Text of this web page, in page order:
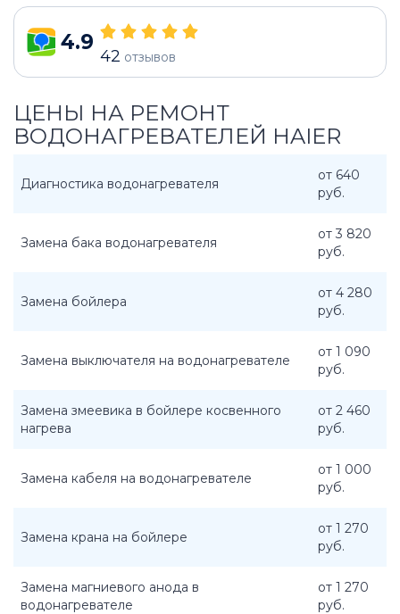
4.9
42 отзывов
ЦЕНЫ НА РЕМОНТ
ВОДОНАГРЕВАТЕЛЕЙ HAIER
Диагностика водонагревателя
от 640
руб.
Замена бака водонагревателя
от 3 820
руб.
Замена бойлера
от 4 280
руб.
Замена выключателя на водонагревателе
от 1 090
руб.
Замена змеевика в бойлере косвенного
нагрева
от 2 460
руб.
Замена кабеля на водонагревателе
от 1 000
руб.
Замена крана на бойлере
от 1 270
руб.
Замена магниевого анода в
водонагревателе
от 1 270
руб.